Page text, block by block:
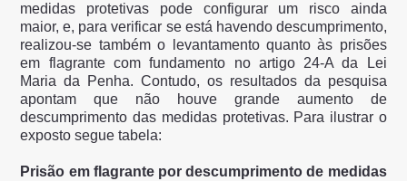
medidas protetivas pode configurar um risco ainda
maior, e, para verificar se está havendo descumprimento,
realizou-se também o levantamento quanto às prisões
em flagrante com fundamento no artigo 24-A da Lei
Maria da Penha. Contudo, os resultados da pesquisa
apontam que não houve grande aumento de
descumprimento das medidas protetivas. Para ilustrar o
exposto segue tabela:
Prisão em flagrante por descumprimento de medidas